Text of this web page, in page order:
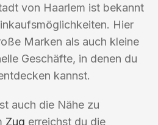
von Haarlem ist bekannt
Hier
Marken als auch kleine
Geschäfte, in denen du
kannst.
auch die Nähe zu
Zug erreichst du die